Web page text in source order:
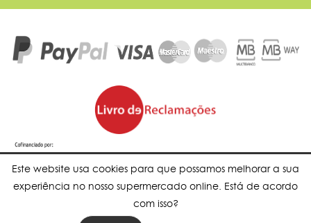
Este website usa cookies para que possamos melhorar a sua
experiência no nosso supermercado online. Está de acordo
com isso?